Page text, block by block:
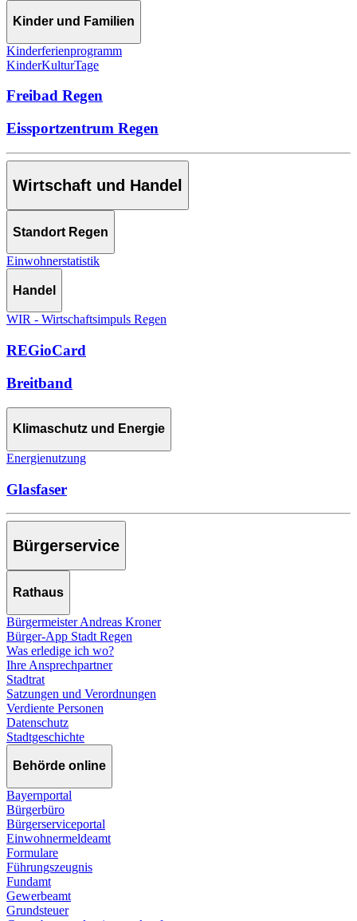
Kinder und Familien
Kinderferienprogramm
KinderKulturTage
Freibad Regen
Eissportzentrum Regen
Wirtschaft und Handel
Standort Regen
Einwohnerstatistik
Handel
WIR - Wirtschaftsimpuls Regen
REGioCard
Breitband
Klimaschutz und Energie
Energienutzung
Glasfaser
Bürgerservice
Rathaus
Bürgermeister Andreas Kroner
Bürger-App Stadt Regen
Was erledige ich wo?
Ihre Ansprechpartner
Stadtrat
Satzungen und Verordnungen
Verdiente Personen
Datenschutz
Stadtgeschichte
Behörde online
Bayernportal
Bürgerbüro
Bürgerserviceportal
Einwohnermeldeamt
Formulare
Führungszeugnis
Fundamt
Gewerbeamt
Grundsteuer